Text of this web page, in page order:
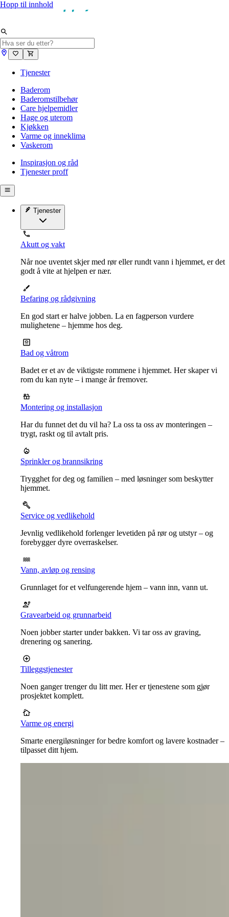
Hopp til innhold
Tjenester
Baderom
Baderomstilbehør
Care hjelpemidler
Hage og uterom
Kjøkken
Varme og inneklima
Vaskerom
Inspirasjon og råd
Tjenester proff
Tjenester
Akutt og vakt
Når noe uventet skjer med rør eller rundt vann i hjemmet, er det
godt å vite at hjelpen er nær.
Befaring og rådgivning
En god start er halve jobben. La en fagperson vurdere
mulighetene – hjemme hos deg.
Bad og våtrom
Badet er et av de viktigste rommene i hjemmet. Her skaper vi
rom du kan nyte – i mange år fremover.
Montering og installasjon
Har du funnet det du vil ha? La oss ta oss av monteringen –
trygt, raskt og til avtalt pris.
Sprinkler og brannsikring
Trygghet for deg og familien – med løsninger som beskytter
hjemmet.
Service og vedlikehold
Jevnlig vedlikehold forlenger levetiden på rør og utstyr – og
forebygger dyre overraskelser.
Vann, avløp og rensing
Grunnlaget for et velfungerende hjem – vann inn, vann ut.
Gravearbeid og grunnarbeid
Noen jobber starter under bakken. Vi tar oss av graving,
drenering og sanering.
Tilleggstjenester
Noen ganger trenger du litt mer. Her er tjenestene som gjør
prosjektet komplett.
Varme og energi
Smarte energiløsninger for bedre komfort og lavere kostnader –
tilpasset ditt hjem.